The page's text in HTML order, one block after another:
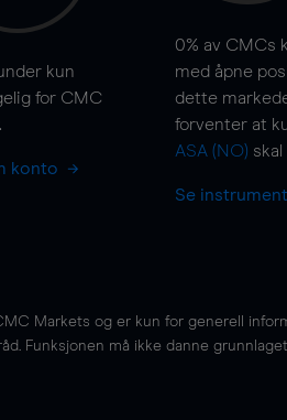
kun
for CMC
konto
0% av CMCs
med åpne
dette
forventer at
ASA (NO) skal
Se instrument
Markets og er kun for generell
Funksjonen må ikke danne